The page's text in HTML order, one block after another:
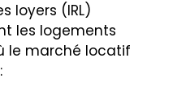
loyers (IRL)
les logements
le marché locatif